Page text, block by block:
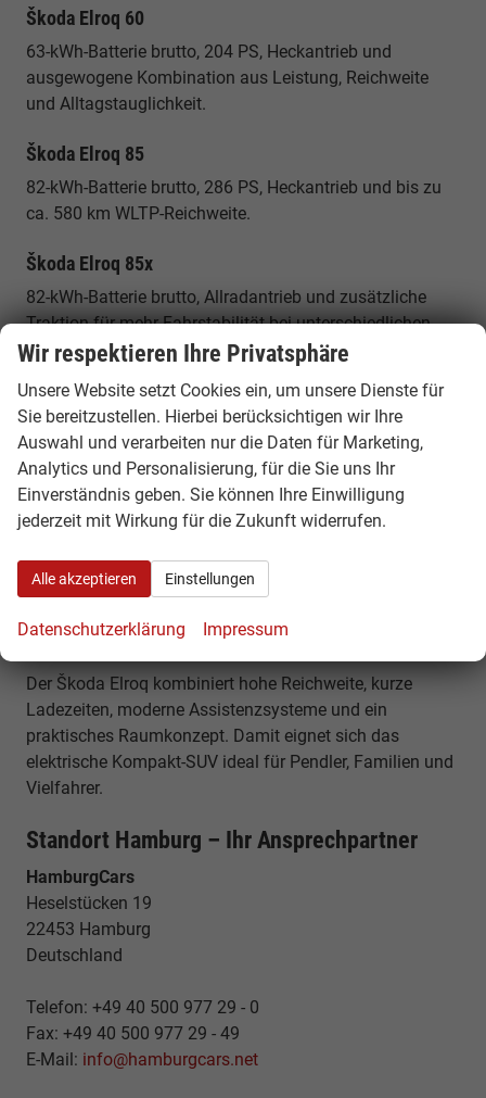
Škoda Elroq 60
63-kWh-Batterie brutto, 204 PS, Heckantrieb und
ausgewogene Kombination aus Leistung, Reichweite
und Alltagstauglichkeit.
Škoda Elroq 85
82-kWh-Batterie brutto, 286 PS, Heckantrieb und bis zu
ca. 580 km WLTP-Reichweite.
Škoda Elroq 85x
82-kWh-Batterie brutto, Allradantrieb und zusätzliche
Traktion für mehr Fahrstabilität bei unterschiedlichen
Witterungsbedingungen.
Warum ein Škoda Elroq EU Reimport
günstiger ist
Innerhalb Europas unterscheiden sich Fahrzeugpreise je
nach Land, Ausstattung und Verfügbarkeit. Durch einen
EU-Reimport können Sie von attraktiven Konditionen
europaweiter Herstellergarantie.
Elektromobilität für Alltag, Familie und
Der Škoda Elroq kombiniert hohe Reichweite, kurze
Ladezeiten, moderne Assistenzsysteme und ein
praktisches Raumkonzept. Damit eignet sich das
elektrische Kompakt-SUV ideal für Pendler, Familien und
Vielfahrer.
Standort Hamburg – Ihr Ansprechpartner
HamburgCars
Heselstücken 19
22453 Hamburg
Deutschland
Telefon: +49 40 500 977 29 - 0
Fax: +49 40 500 977 29 - 49
E-Mail: info@hamburgcars.net
Wir respektieren Ihre Privatsphäre
Unsere Website setzt Cookies ein, um unsere Dienste für
Sie bereitzustellen. Hierbei berücksichtigen wir Ihre
Auswahl und verarbeiten nur die Daten für Marketing,
Analytics und Personalisierung, für die Sie uns Ihr
Einverständnis geben. Sie können Ihre Einwilligung
jederzeit mit Wirkung für die Zukunft widerrufen.
Alle akzeptieren Einstellungen
Datenschutzerklärung Impressum